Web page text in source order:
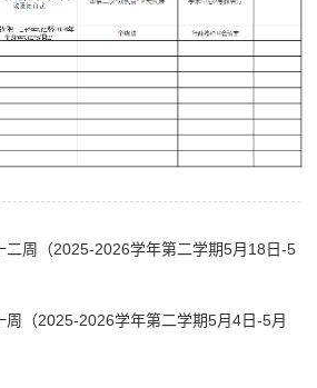
二周（2025-2026学年第二学期5月18日-5
周（2025-2026学年第二学期5月4日-5月